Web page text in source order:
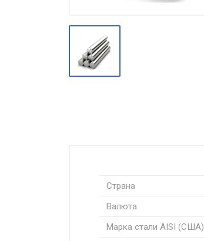
метизы
Оцинкованный металлопрокат
Запорная арматура
Страна
Валюта
Марка стали AISI (США)